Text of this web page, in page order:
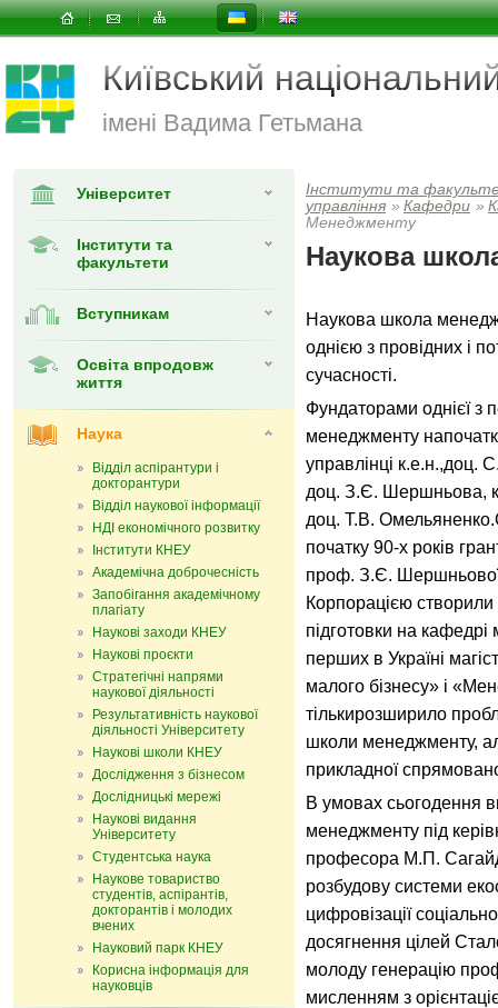
Київський
імені Вадима Гетьмана
Університет
Інститути та
факультети
Вступникам
Освіта впродовж
життя
Наука
Відділ аспірантури і
докторантури
Відділ наукової інформації
НДІ економічного розвитку
Інститути КНЕУ
Академічна доброчесність
Запобігання академічному
плагіату
Наукові заходи КНЕУ
Наукові проєкти
Стратегічні напрями
наукової діяльності
Результативність наукової
діяльності Університету
Наукові школи КНЕУ
Дослідження з бізнесом
Дослідницькі мережі
Наукові видання
Університету
Студентська наука
Наукове товариство
студентів, аспірантів,
докторантів і молодих
вчених
Науковий парк КНЕУ
Корисна інформація для
науковців
Інститути та
управлiння » Кафедри »
Менеджменту
Наукова
Наукова школа
однією з провідних і
сучасності.
Фундаторами однієї з
менеджменту
управлінці к.е.н.,доц.
доц. З.Є. Шершньова,
доц. Т.В.
початку 90-х років
проф. З.Є.
Корпорацією
підготовки на
перших в Україні
малого бізнесу» і
тількирозширило
школи менеджменту,
прикладної
В умовах сьогодення
менеджменту під
професора М.П.
розбудову системи
цифровізації
досягнення цілей
молоду генерацію
мисленням з